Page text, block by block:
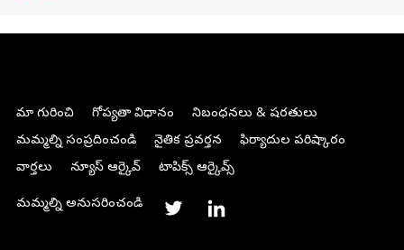
మా గురించి గోప్యతా విధానం
నిబంధనలు & షరతులు
మమ్మల్ని సంప్రదించండి
నైతిక ప్రవర్తన
ఫిర్యాదుల పరిష్కారం
వార్తలు
న్యూస్ ఆర్కైవ్ టాపిక్స్ ఆర్కైవ్స్
మమ్మల్ని అనుసరించండి